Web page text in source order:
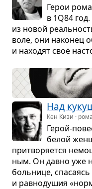
Герои
в 1Q84
из новой
воле, они нако­нец
и нахо­дят своё
Над
Кен Кизи ·
Герой-
белой
при­тво­ря­ется
ным. Он давно уже
боль­нице, спа­са­ясь
и рав­но­ду­шия